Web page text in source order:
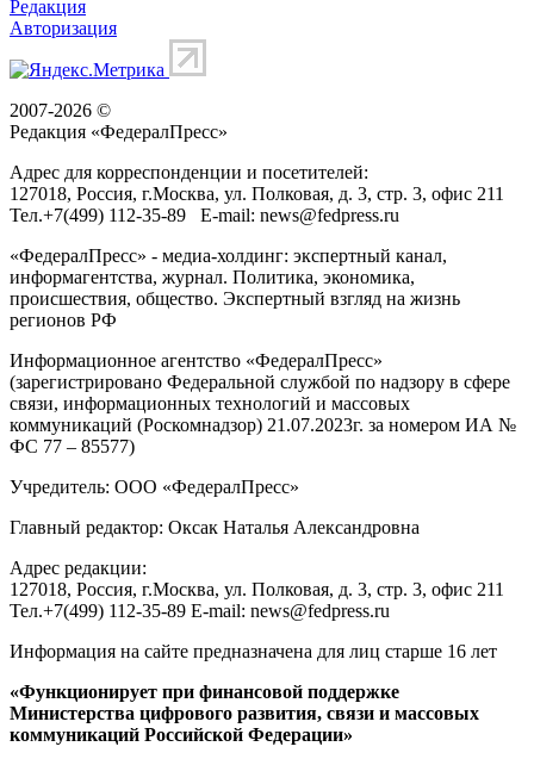
Редакция
Авторизация
2007-2026 ©
Редакция «ФедералПресс»
Адрес для корреспонденции и посетителей:
127018, Россия, г.Москва, ул. Полковая, д. 3, стр. 3, офис 211
Тел.+7(499) 112-35-89 E-mail: news@fedpress.ru
«ФедералПресс» - медиа-холдинг: экспертный канал,
информагентства, журнал. Политика, экономика,
происшествия, общество. Экспертный взгляд на жизнь
регионов РФ
Информационное агентство «ФедералПресс»
(зарегистрировано Федеральной службой по надзору в сфере
связи, информационных технологий и массовых
коммуникаций (Роскомнадзор) 21.07.2023г. за номером ИА №
ФС 77 – 85577)
Учредитель: ООО «ФедералПресс»
Главный редактор: Оксак Наталья Александровна
Адрес редакции:
127018, Россия, г.Москва, ул. Полковая, д. 3, стр. 3, офис 211
Тел.+7(499) 112-35-89 E-mail: news@fedpress.ru
Информация на сайте предназначена для лиц старше 16 лет
«Функционирует при финансовой поддержке
Министерства цифрового развития, связи и массовых
коммуникаций Российской Федерации»